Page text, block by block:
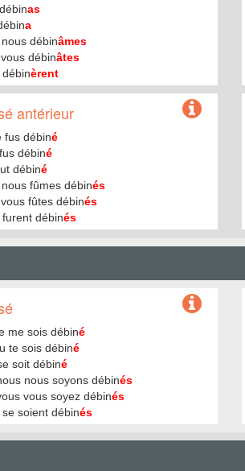
as
a
débinâmes
débinâtes
débinèrent
antérieur
fus débiné
débiné
débiné
fûmes débinés
fûtes débinés
furent débinés
me sois débiné
te sois débiné
soit débiné
nous soyons débinés
vous soyez débinés
soient débinés